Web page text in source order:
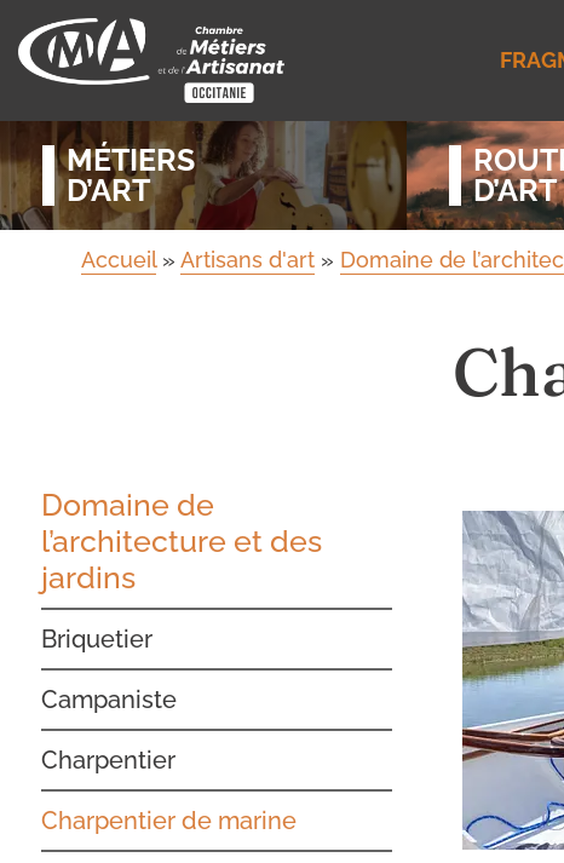
MÉTIERS
D’ART
Accueil»Artisans d'art » Domaine de
Domaine de
l’architecture et des
jardins
Briquetier
Campaniste
Charpentier
Charpentier de marine